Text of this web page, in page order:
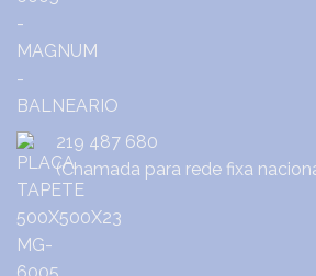
219 487 680
(Chamada para rede fixa